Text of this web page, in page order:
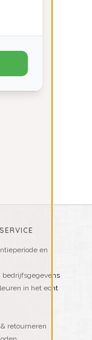
en
bedrijfsgegevens
in het echt
retourneren